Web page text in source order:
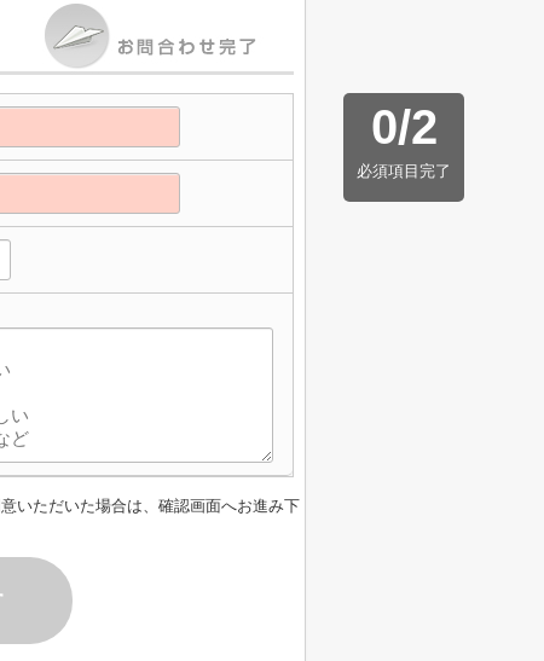
0/2
必須項目完了
いただいた場合は、確認画面へお進み下